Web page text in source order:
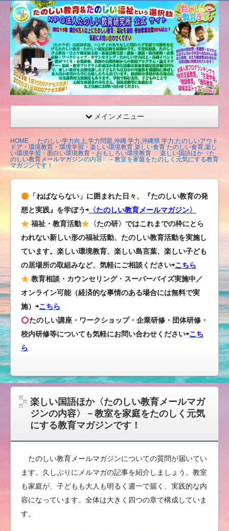
たの
しい
教育
研究
所
（沖
縄）
公式
ト
メインメニュー
HOME
たのしい学力向上,学力問題,沖縄 学力,沖縄県 学力,たのしいアウト
ドア・環境教育・環境学習・楽しい環境教育,楽しい食育 たのしい食育,楽し
い環境学習・面白い環境教育・おもしろい環境教育
楽しい国語ほか〈た
のしい教育メールマガジンの内容〉－教室を家庭をたのしく元気にする教育
マガジンです！
「ねばならない」に囲まれた日々、『たのしい教育の発
想と実践』を学ぼう⇨ 〈たのしい教育メールマガジン〉
福祉・教育活動
〈たの研〉ではこれまでの枠にとら
われない新しい形の福祉活動、たのしい教育活動を実施し
ています。楽しい環境教育、楽しい島言葉、楽しい子ども
の居場所の取組みなど、気軽にご相談ください⇨こちら
教育相談・カウンセリング・スーパーバイズ実施中／
オンライン可能（経済的な事情のある場合には無料で実
施）⇨こちら
たのしい講座・ワークショップ・企業研修・団体研修・
校内研修等についても気軽にお問い合わせください⇨こち
ら
楽しい国語ほか〈たのしい教育メールマガ
ジンの内容〉－教室を家庭をたのしく元気
にする教育マガジンです！
たのしい教育メールマガジンについての質問が届いてい
ます。久しぶりにメルマガの記事を紹介しましょう。教室
も家庭が、子どもも大人も明るく週一で届く、実践的な内
容になっています。全体は大きく四つの章で構成していま
す。